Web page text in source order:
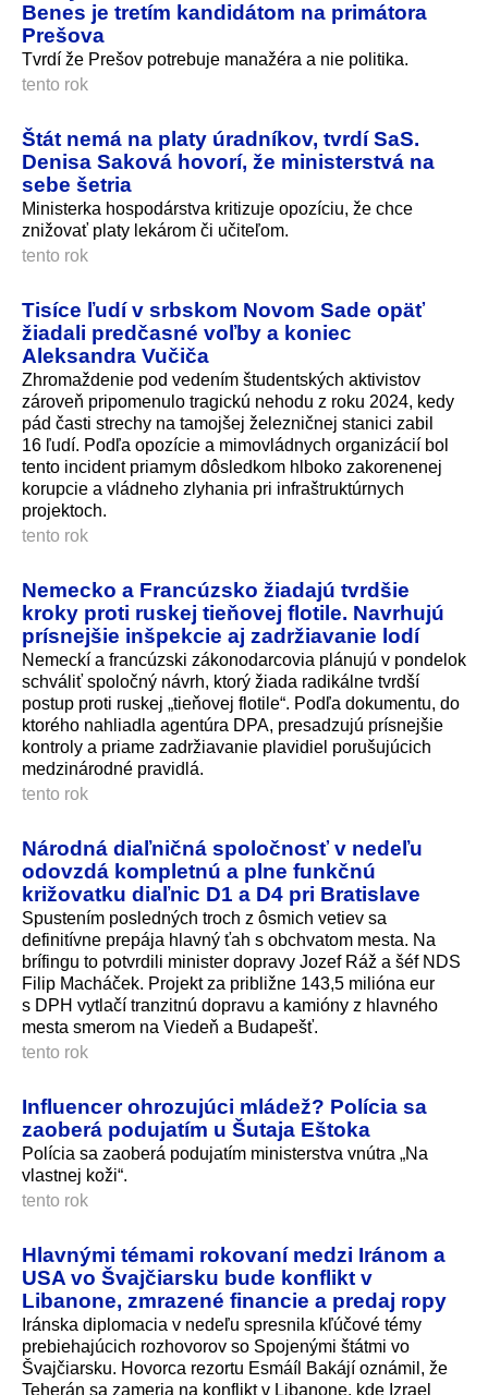
Benes je tretím kandidátom na primátora
Prešova
Tvrdí že Prešov potrebuje manažéra a nie politika.
tento rok
Štát nemá na platy úradníkov, tvrdí SaS.
Denisa Saková hovorí, že ministerstvá na
sebe šetria
Ministerka hospodárstva kritizuje opozíciu, že chce
znižovať platy lekárom či učiteľom.
tento rok
Tisíce ľudí v srbskom Novom Sade opäť
žiadali predčasné voľby a koniec
Aleksandra Vučiča
Zhromaždenie pod vedením študentských aktivistov
zároveň pripomenulo tragickú nehodu z roku 2024, kedy
pád časti strechy na tamojšej železničnej stanici zabil
16 ľudí. Podľa opozície a mimovládnych organizácií bol
tento incident priamym dôsledkom hlboko zakorenenej
korupcie a vládneho zlyhania pri infraštruktúrnych
projektoch.
tento rok
Nemecko a Francúzsko žiadajú tvrdšie
kroky proti ruskej tieňovej flotile. Navrhujú
prísnejšie inšpekcie aj zadržiavanie lodí
Nemeckí a francúzski zákonodarcovia plánujú v pondelok
schváliť spoločný návrh, ktorý žiada radikálne tvrdší
postup proti ruskej „tieňovej flotile“. Podľa dokumentu, do
ktorého nahliadla agentúra DPA, presadzujú prísnejšie
kontroly a priame zadržiavanie plavidiel porušujúcich
medzinárodné pravidlá.
tento rok
Národná diaľničná spoločnosť v nedeľu
odovzdá kompletnú a plne funkčnú
križovatku diaľnic D1 a D4 pri Bratislave
Spustením posledných troch z ôsmich vetiev sa
definitívne prepája hlavný ťah s obchvatom mesta. Na
brífingu to potvrdili minister dopravy Jozef Ráž a šéf NDS
Filip Macháček. Projekt za približne 143,5 milióna eur
s DPH vytlačí tranzitnú dopravu a kamióny z hlavného
mesta smerom na Viedeň a Budapešť.
tento rok
Influencer ohrozujúci mládež? Polícia sa
zaoberá podujatím u Šutaja Eštoka
Polícia sa zaoberá podujatím ministerstva vnútra „Na
vlastnej koži“.
tento rok
Hlavnými témami rokovaní medzi Iránom a
USA vo Švajčiarsku bude konflikt v
Libanone, zmrazené financie a predaj ropy
Iránska diplomacia v nedeľu spresnila kľúčové témy
prebiehajúcich rozhovorov so Spojenými štátmi vo
Švajčiarsku. Hovorca rezortu Esmáíl Bakájí oznámil, že
Teherán sa zameria na konflikt v Libanone, kde Izrael